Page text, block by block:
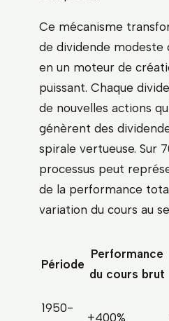
Ce mécanisme
de dividende modeste
en un moteur de
puissant. Chaque
de nouvelles actions
génèrent des
spirale vertueuse. Sur
processus peut
de la performance
variation du cours au
Période
Performance
du cours brut
1950-
+400%